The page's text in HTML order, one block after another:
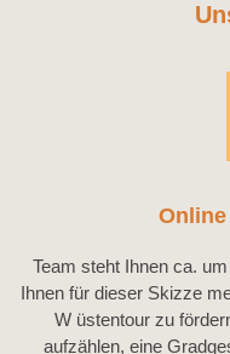
Team steht Ihnen ca.
Ihnen für dieser Skizze
W üstentour zu
aufzählen, eine